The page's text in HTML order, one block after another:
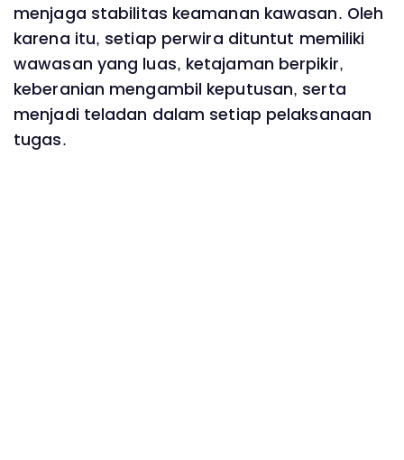
menjaga stabilitas keamanan kawasan. Oleh
karena itu, setiap perwira dituntut memiliki
wawasan yang luas, ketajaman berpikir,
keberanian mengambil keputusan, serta
menjadi teladan dalam setiap pelaksanaan
tugas.